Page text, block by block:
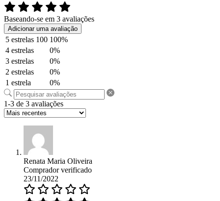
Baseando-se em 3 avaliações
Adicionar uma avaliação
5 estrelas 100 100%
4 estrelas
0%
3 estrelas
0%
2 estrelas
0%
1 estrela
0%
1-3 de 3 avaliações
Renata Maria Oliveira
Comprador verificado
23/11/2022